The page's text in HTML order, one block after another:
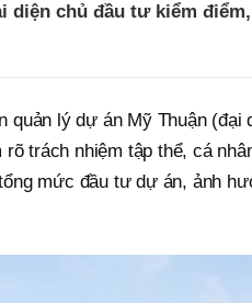
diện chủ đầu tư kiểm
quản lý dự án Mỹ Thuận (đại
trách nhiệm tập thể, cá
mức đầu tư dự án, ảnh